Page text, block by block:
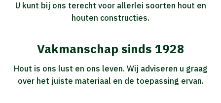
U kunt bij ons terecht voor allerlei soorten hout en
houten constructies.
Vakmanschap sinds 1928
Hout is ons lust en ons leven. Wij adviseren u graag
over het juiste materiaal en de toepassing ervan.